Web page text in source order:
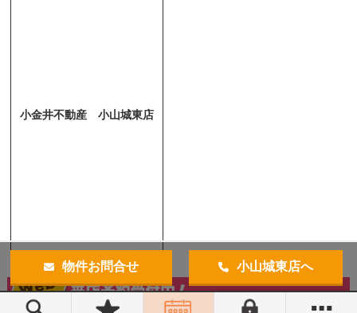
物件お問合せ 小山城東店へ
小金井不動産 小山城東店